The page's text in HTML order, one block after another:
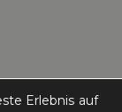
Erlebnis auf